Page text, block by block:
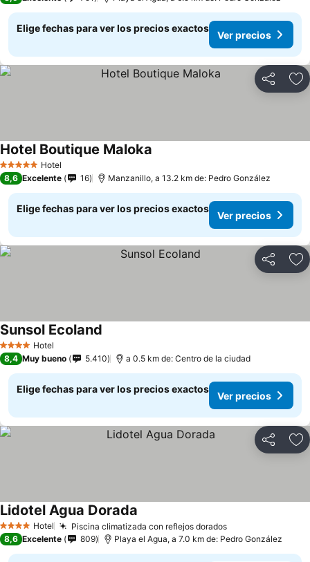
Elige fechas para ver los precios exactos
Ver precios
Compartir
5 Estrellas Hotel
Hotel Boutique Maloka
8,6 Excelente 16 Manzanillo, a 13.2 km de: Pedro González
Elige fechas para ver los precios exactos
Ver precios
Compartir
4 EstrellasHotel
Sunsol Ecoland
8,4 Muy bueno 5.410 a 0.5 km de: Centro de la ciudad
Elige fechas para ver los precios exactos
Ver precios
Compartir
4 EstrellasHotel Piscina climatizada con reflejos dorados
Lidotel Agua Dorada
8,6 Excelente 809 Playa el Agua, a 7.0 km de: Pedro González